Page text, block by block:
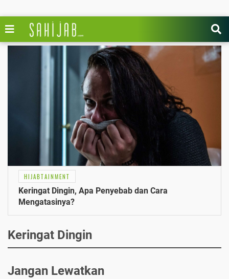
HIJABTAINMENT
Keringat Dingin, Apa Penyebab dan Cara
Mengatasinya?
Keringat Dingin
Jangan Lewatkan